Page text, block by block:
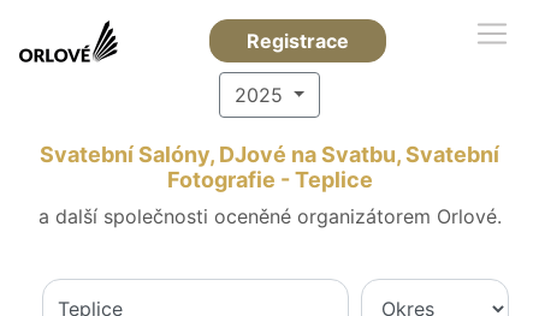
Registrace
2025
Svatební Salóny, DJové na Svatbu, Svatební
Fotografie - Teplice
a další společnosti oceněné organizátorem Orlové.